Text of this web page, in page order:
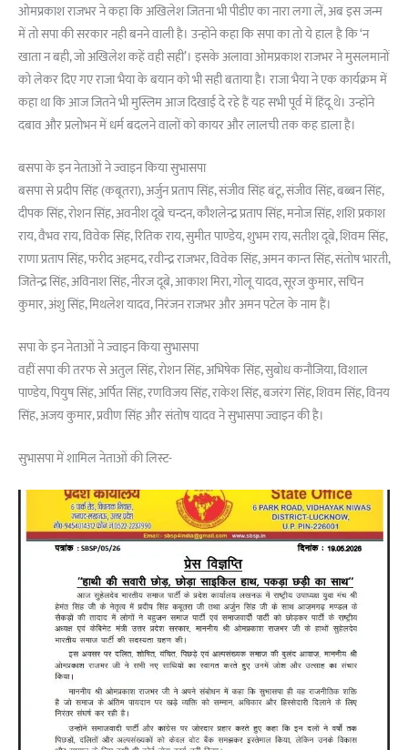
ओमप्रकाश राजभर ने कहा कि अखिलेश जितना भी पीडीए का नारा लगा लें, अब इस जन्म
में तो सपा की सरकार नही बनने वाली है। उन्होंने कहा कि सपा का तो ये हाल है कि ‘न
खाता न बही, जो अखिलेश कहें वही सही’। इसके अलावा ओमप्रकाश राजभर ने मुसलमानों
को लेकर दिए गए राजा भैया के बयान को भी सही बताया है। राजा भैया ने एक कार्यक्रम में
कहा था कि आज जितने भी मुस्लिम आज दिखाई दे रहे हैं यह सभी पूर्व में हिंदू थे। उन्होंने
दबाव और प्रलोभन में धर्म बदलने वालों को कायर और लालची तक कह डाला है।
बसपा के इन नेताओं ने ज्वाइन किया सुभासपा
बसपा से प्रदीप सिंह (कबूतरा), अर्जुन प्रताप सिंह, संजीव सिंह बंटू, संजीव सिंह, बब्बन सिंह,
दीपक सिंह, रोशन सिंह, अवनीश दूबे चन्दन, कौशलेन्द्र प्रताप सिंह, मनोज सिंह, शशि प्रकाश
राय, वैभव राय, विवेक सिंह, रितिक राय, सुमीत पाण्डेय, शुभम राय, सतीश दूबे, शिवम सिंह,
राणा प्रताप सिंह, फरीद अहमद, रवीन्द्र राजभर, विवेक सिंह, अमन कान्त सिंह, संतोष भारती,
जितेन्द्र सिंह, अविनाश सिंह, नीरज दूबे, आकाश मिरा, गोलू यादव, सूरज कुमार, सचिन
कुमार, अंशु सिंह, मिथलेश यादव, निरंजन राजभर और अमन पटेल के नाम हैं।
सपा के इन नेताओं ने ज्वाइन किया सुभासपा
वहीं सपा की तरफ से अतुल सिंह, रोशन सिंह, अभिषेक सिंह, सुबोध कनौजिया, विशाल
पाण्डेय, पियुष सिंह, अर्पित सिंह, रणविजय सिंह, राकेश सिंह, बजरंग सिंह, शिवम सिंह, विनय
सिंह, अजय कुमार, प्रवीण सिंह और संतोष यादव ने सुभासपा ज्वाइन की है।
सुभासपा में शामिल नेताओं की लिस्ट-